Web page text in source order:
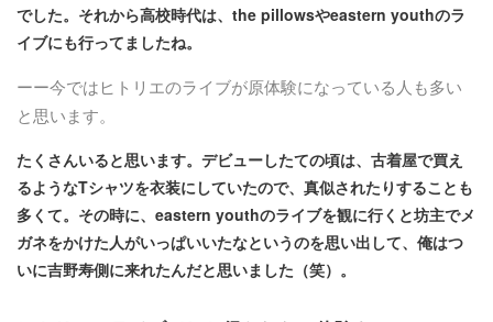
でした。それから高校時代は、the pillowsやeastern youthのラ
イブにも行ってましたね。
ーー今ではヒトリエのライブが原体験になっている人も多い
と思います。
たくさんいると思います。デビューしたての頃は、古着屋で買え
るようなTシャツを衣装にしていたので、真似されたりすることも
多くて。その時に、eastern youthのライブを観に行くと坊主でメ
ガネをかけた人がいっぱいいたなというのを思い出して、俺はつ
いに吉野寿側に来れたんだと思いました（笑）。